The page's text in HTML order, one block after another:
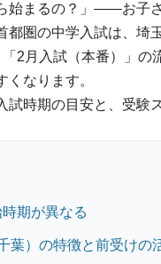
始まるの？」——お子
都圏の中学入試は、埼
「2月入試（本番）」
なります。
試時期の目安と、受験
期が異なる
葉）の特徴と前受けの